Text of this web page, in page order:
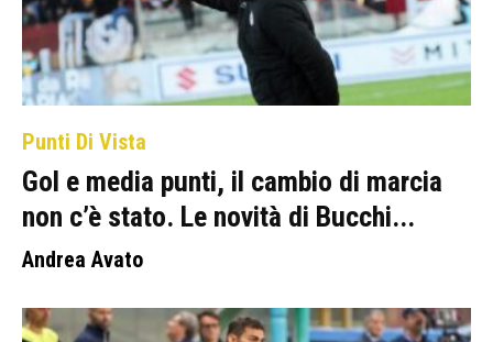
Punti Di Vista
Gol e media punti, il cambio di marcia
non c’è stato. Le novità di Bucchi...
Andrea Avato